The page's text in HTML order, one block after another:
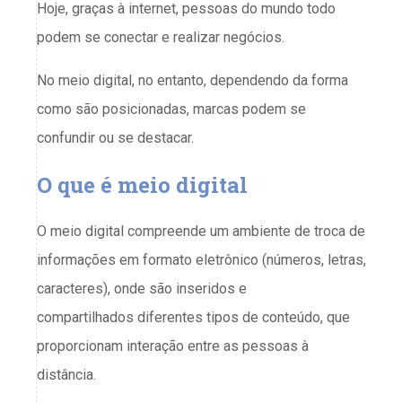
Hoje, graças à internet, pessoas do mundo todo
podem se conectar e realizar negócios.
No meio digital, no entanto, dependendo da forma
como são posicionadas, marcas podem se
confundir ou se destacar.
O que é meio digital
O meio digital compreende um ambiente de troca de
informações em formato eletrônico (números, letras,
caracteres), onde são inseridos e
compartilhados diferentes tipos de conteúdo, que
proporcionam interação entre as pessoas à
distância.